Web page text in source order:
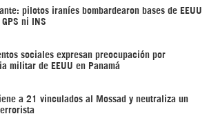
pilotos iraníes bombardearon bases de EEUU
ni INS
sociales expresan preocupación por
militar de EEUU en Panamá
a 21 vinculados al Mossad y neutraliza un